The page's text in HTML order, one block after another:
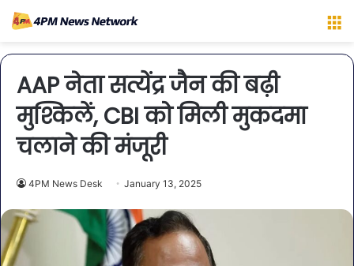
AAP नेता सत्येंद्र जैन की बढ़ी
मुश्किलें, CBI को मिली मुकदमा
चलाने की मंजूरी
4PM News Desk January 13, 2025